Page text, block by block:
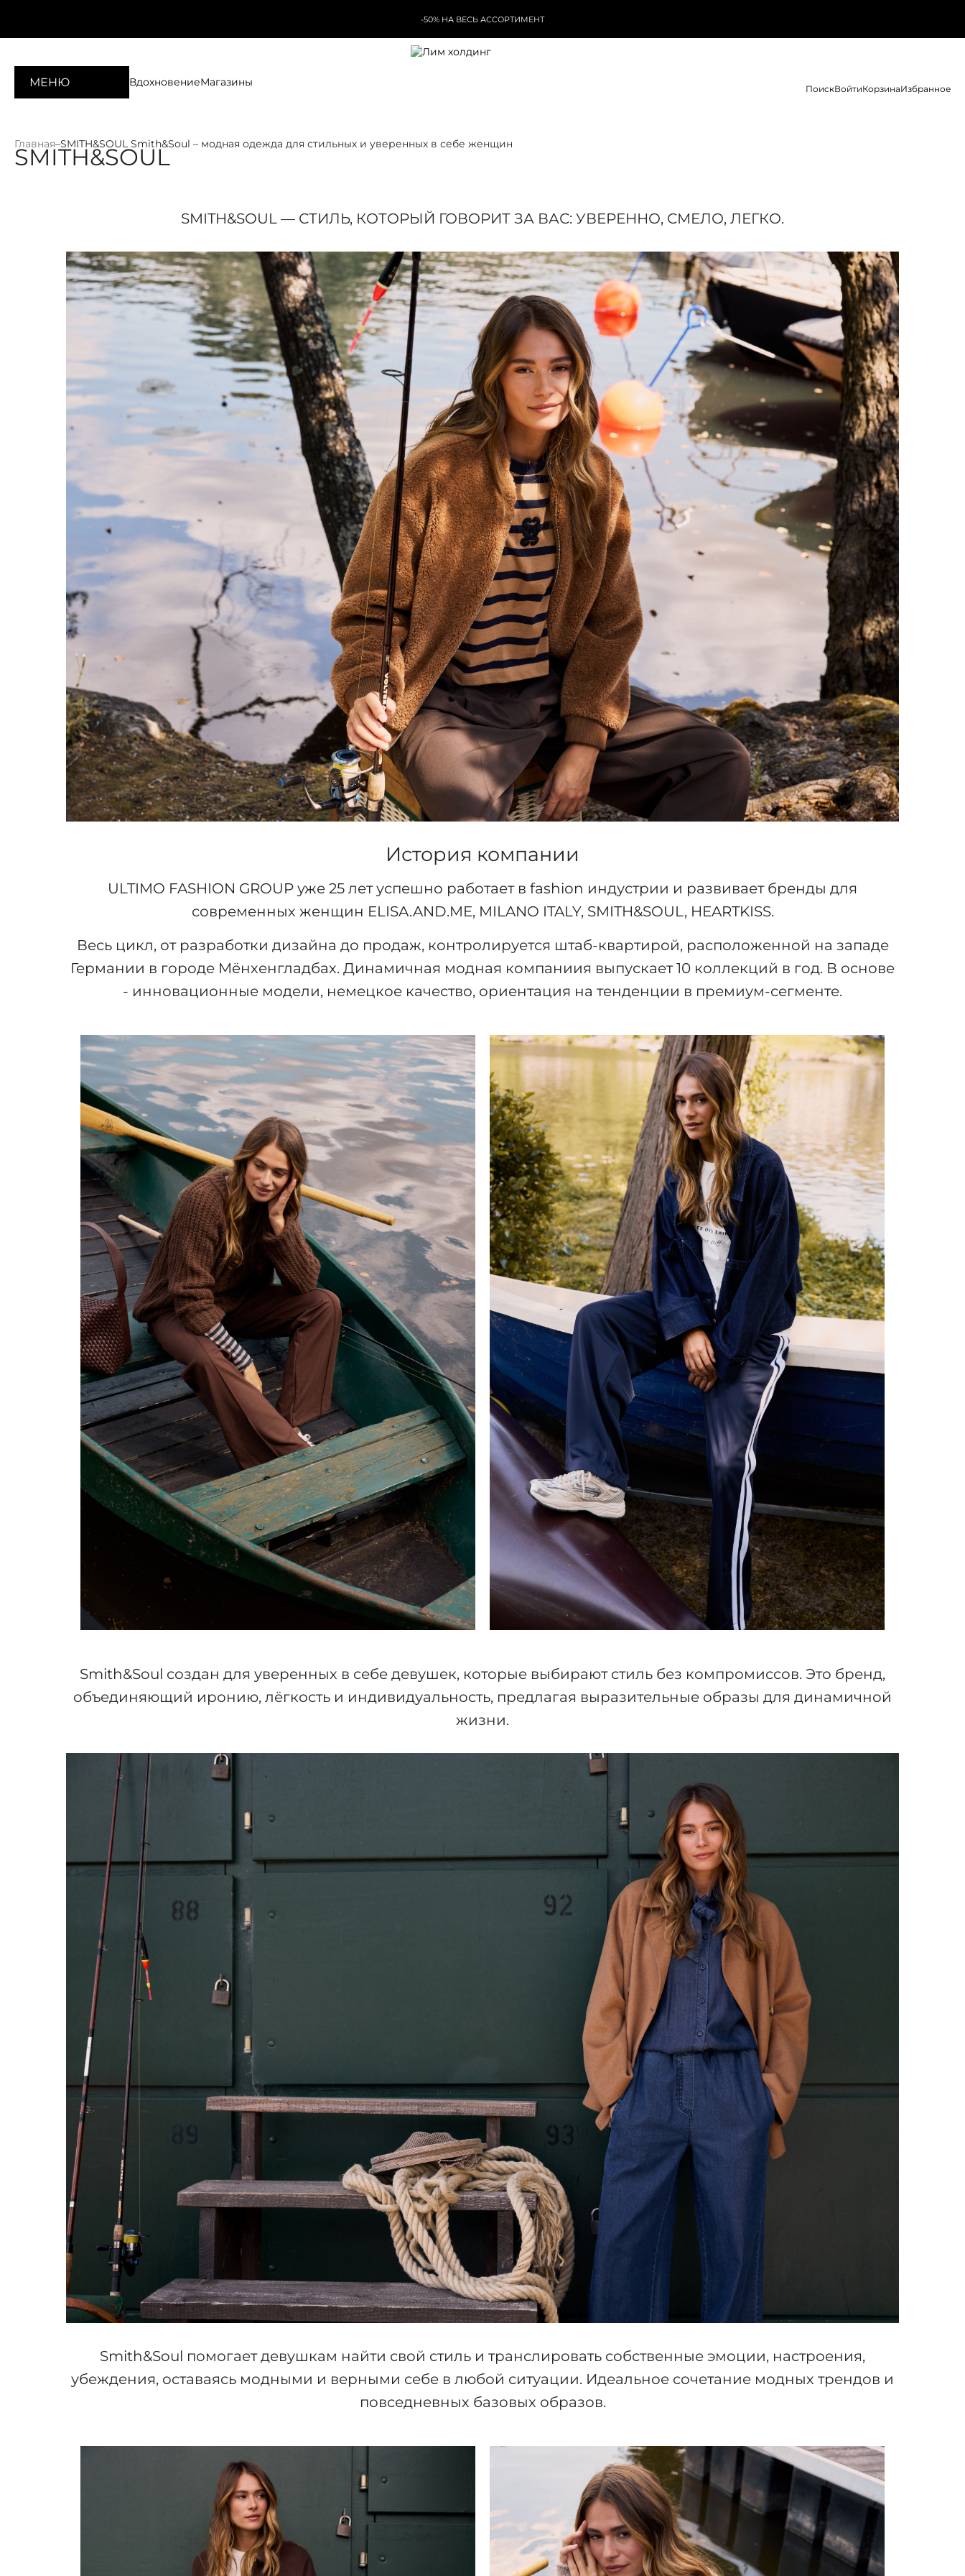
-50% НА ВЕСЬ АССОРТИМЕНТ
МЕНЮ ВдохновениеМагазины
ПоискВойтиКорзинаИзбранное
Главная–SMITH&SOUL Smith&Soul – модная одежда для стильных и уверенных в себе женщин
SMITH&SOUL
SMITH&SOUL — СТИЛЬ, КОТОРЫЙ ГОВОРИТ ЗА ВАС: УВЕРЕННО, СМЕЛО, ЛЕГКО.
История компании
ULTIMO FASHION GROUP уже 25 лет успешно работает в fashion индустрии и развивает бренды для
современных женщин ELISA.AND.ME, MILANO ITALY, SMITH&SOUL, HEARTKISS.
Весь цикл, от разработки дизайна до продаж, контролируется штаб-квартирой, расположенной на западе
Германии в городе Мёнхенгладбах. Динамичная модная компаниия выпускает 10 коллекций в год. В основе
- инновационные модели, немецкое качество, ориентация на тенденции в премиум-сегменте.
Smith&Soul создан для уверенных в себе девушек, которые выбирают стиль без компромиссов. Это бренд,
объединяющий иронию, лёгкость и индивидуальность, предлагая выразительные образы для динамичной
жизни.
Smith&Soul помогает девушкам найти свой стиль и транслировать собственные эмоции, настроения,
убеждения, оставаясь модными и верными себе в любой ситуации. Идеальное сочетание модных трендов и
повседневных базовых образов.